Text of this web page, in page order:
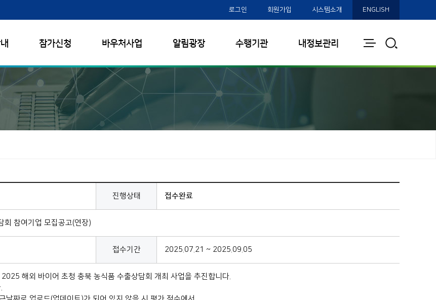
로그인 회원가입 시스템소개 ENGLISH
참가신청 바우처사업 알림광장 수행기관 내정보관리
전
체
기
통
합
색
진행상태 접수완료
참여기업 모집공고(연장)
접수기간 2025.07.21 ~ 2025.09.05
해외 바이어 초청 충북 농식품 수출상담회 개최 사업을 추진합니다.